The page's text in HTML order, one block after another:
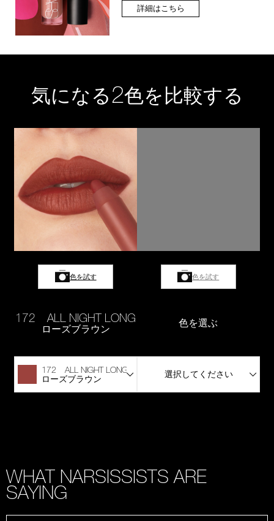
詳細はこちら
気になる2色を比較する
色を試す
172 ALL NIGHT LONG
ローズブラウン
172 ALL NIGHT LONG
ローズブラウン
色を試す
色を選ぶ
選択してください
WHAT NARSISSISTS ARE
SAYING